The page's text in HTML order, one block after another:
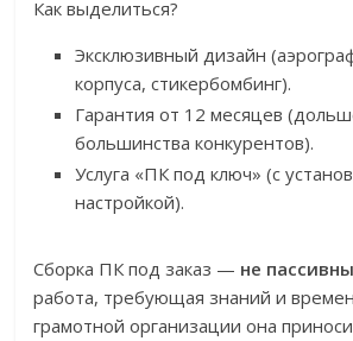
Как выделиться?
Эксклюзивный дизайн
корпуса, стикербомбинг).
Гарантия от 12 месяцев
большинства конкурентов).
Услуга «ПК под ключ» (с
настройкой).
Сборка ПК под заказ — не
работа, требующая знаний и
грамотной организации она